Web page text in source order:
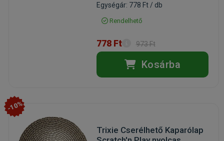
Egységár: 778 Ft / db
Rendelhető
778 Ft 973 Ft
Kosárba
-10%
Trixie Cserélhető Kaparólap